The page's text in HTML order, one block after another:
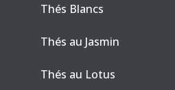
Thés Blancs
Thés au Jasmin
Thés au Lotus